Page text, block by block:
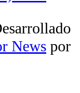
News por